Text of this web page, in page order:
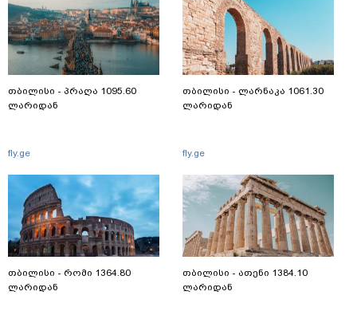
თბილისი - პრაღა 1095.60
ლარიდან
fly.ge
თბილისი - რომი 1364.80
ლარიდან
თბილისი - ლარნაკა 1061.30
ლარიდან
fly.ge
თბილისი - ათენი 1384.10
ლარიდან